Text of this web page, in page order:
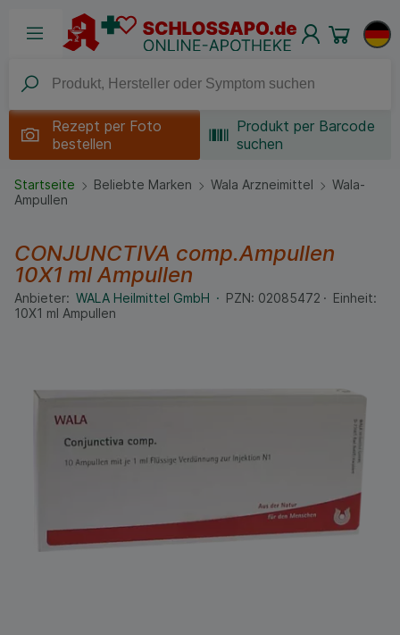
Rezept per Foto
bestellen
Produkt per Barcode
suchen
Startseite Beliebte Marken Wala Arzneimittel
Wala-
Ampullen
CONJUNCTIVA comp.Ampullen
10X1 mlAmpullen
Anbieter: WALA Heilmittel GmbH PZN: 02085472
Einheit:
10X1 ml Ampullen